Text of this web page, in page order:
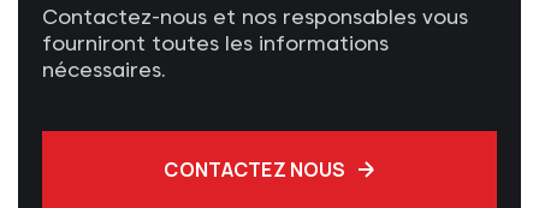
Contactez-nous et nos responsables vous
fourniront toutes les informations
nécessaires.
CONTACTEZ NOUS